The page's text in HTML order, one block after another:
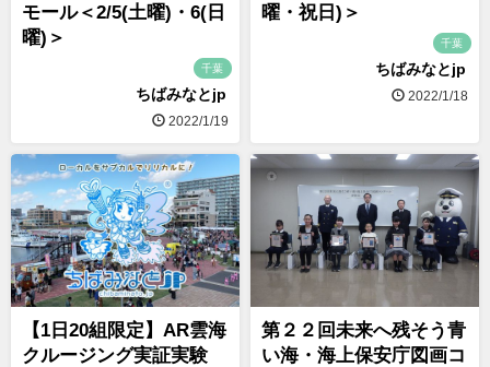
モール＜2/5(土曜)・6(日
曜)＞
千葉
ちばみなとjp
2022/1/19
曜・祝日)＞
千葉
ちばみなとjp
2022/1/18
【1日20組限定】AR雲海
クルージング実証実験
第２２回未来へ残そう青
い海・海上保安庁図画コ